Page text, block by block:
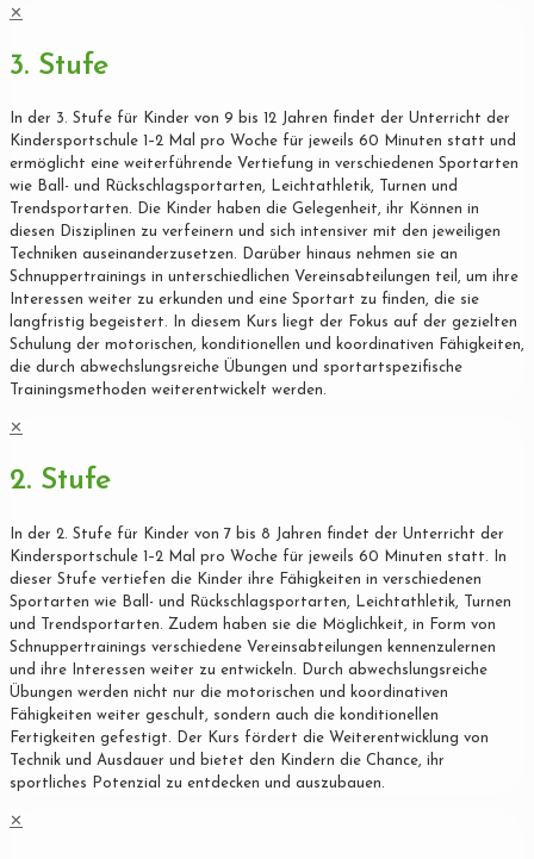
✕
3. Stufe
In der 3. Stufe für Kinder von 9 bis 12 Jahren findet der Unterricht der
Kindersportschule 1–2 Mal pro Woche für jeweils 60 Minuten statt und
ermöglicht eine weiterführende Vertiefung in verschiedenen Sportarten
wie Ball- und Rückschlagsportarten, Leichtathletik, Turnen und
Trendsportarten. Die Kinder haben die Gelegenheit, ihr Können in
diesen Disziplinen zu verfeinern und sich intensiver mit den jeweiligen
Techniken auseinanderzusetzen. Darüber hinaus nehmen sie an
Schnuppertrainings in unterschiedlichen Vereinsabteilungen teil, um ihre
Interessen weiter zu erkunden und eine Sportart zu finden, die sie
langfristig begeistert. In diesem Kurs liegt der Fokus auf der gezielten
Schulung der motorischen, konditionellen und koordinativen Fähigkeiten,
die durch abwechslungsreiche Übungen und sportartspezifische
Trainingsmethoden weiterentwickelt werden.
✕
2. Stufe
In der 2. Stufe für Kinder von 7 bis 8 Jahren findet der Unterricht der
Kindersportschule 1–2 Mal pro Woche für jeweils 60 Minuten statt. In
dieser Stufe vertiefen die Kinder ihre Fähigkeiten in verschiedenen
Sportarten wie Ball- und Rückschlagsportarten, Leichtathletik, Turnen
und Trendsportarten. Zudem haben sie die Möglichkeit, in Form von
Schnuppertrainings verschiedene Vereinsabteilungen kennenzulernen
und ihre Interessen weiter zu entwickeln. Durch abwechslungsreiche
Übungen werden nicht nur die motorischen und koordinativen
Fähigkeiten weiter geschult, sondern auch die konditionellen
Fertigkeiten gefestigt. Der Kurs fördert die Weiterentwicklung von
Technik und Ausdauer und bietet den Kindern die Chance, ihr
sportliches Potenzial zu entdecken und auszubauen.
✕